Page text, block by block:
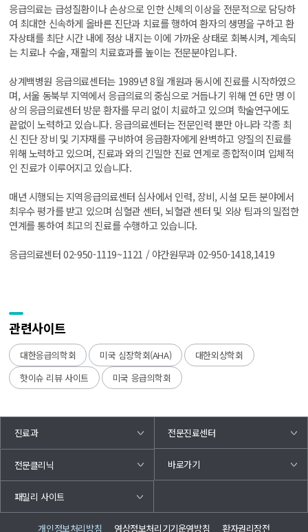
응급의료는 급성질환이나 손상으로 인한 신체의 이상을 전문적으로 담당하
여 최대한 신속하게 올바른 진단과 치료를 행하여 환자의 생명을 구하고 환
자상태를 최단 시간 내에 정상 내지는 이에 가까운 상태로 회복시켜, 계속되
는 치료나 수술, 재활의 치료효과를 높이는 전문분야입니다.
상계백병원 응급의료센터는 1989년 8월 개원과 동시에 진료를 시작하였으
며, 서울 동북부 지역에서 응급의료의 중심으로 거듭나기 위해 연 6만 명 이
상의 응급의료센터 방문 환자를 무리 없이 치료하고 있으며 학술연구에도
끝없이 노력하고 있습니다. 응급의료센터는 전문인력 뿐만 아니라 각종 최
신 진단 장비 및 기자재를 구비하여 응급환자에게 완벽하고 양질의 진료를
위해 노력하고 있으며, 진료과 와의 긴밀한 진료 연계로 종합적이며 입체적
인 진료가 이루어지고 있습니다.
매년 시행되는 지역응급의료센터 심사에서 인력, 장비, 시설 모든 분야에서
최우수 평가를 받고 있으며 심혈관 센터, 뇌혈관 센터 및 외상 팀과의 밀접한
연계를 통하여 최고의 진료를 수행하고 있습니다.
응급의료센터 02-950-1119~1121 / 야간원무과 02-950-1418,1419
관련사이트
대한응급의학회 미국 심장학회(AHA)
대한외상학회
핫이슈 리뷰 사이트
미국 응급의학회
진료과 전문진료센터
전문클리닉 바로가기
패밀리 사이트
개인정보처리방침 영상정보처리기기운영방침 환자권리장전